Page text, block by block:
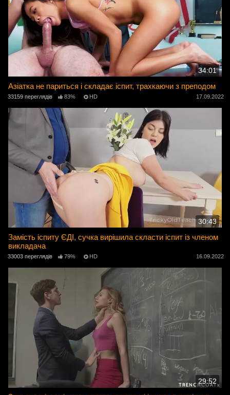
34:01
Азіатка не париться і складає іспит, трахкаючи з преподом
33159 переглядів 83% HD 17.09.2022
30:43
Замість іспиту ЄДІ, сучка вирішила скласти іспит із членом
викладача
33003 переглядів 79% HD 16.09.2022
29:52